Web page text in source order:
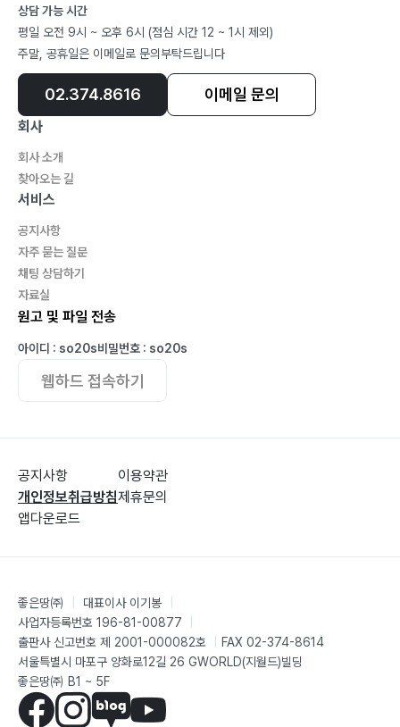
상담 가능 시간
평일 오전 9시 ~ 오후 6시 (점심 시간 12 ~ 1시 제외)
주말, 공휴일은 이메일로 문의부탁드립니다
02.374.8616 이메일 문의
회사
회사 소개
찾아오는 길
서비스
공지사항
자주 묻는 질문
채팅 상담하기
자료실
원고 및 파일 전송
아이디 : so20s비밀번호 : so20s
웹하드 접속하기
공지사항
개인정보취급방침
앱다운로드
이용약관
제휴문의
좋은땅㈜ 대표이사 이기봉
사업자등록번호 196-81-00877
출판사 신고번호 제 2001-000082호
FAX 02-374-8614
서울특별시 마포구 양화로12길 26 GWORLD(지월드)빌딩
좋은땅㈜ B1 ~ 5F